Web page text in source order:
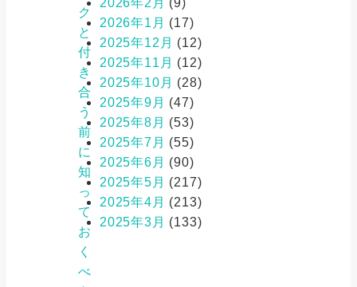
ク
と
付
き
合
う
前
に
知
っ
て
お
く
べ
2026年2月 (9)
2026年1月 (17)
2025年12月 (12)
2025年11月 (12)
2025年10月 (28)
2025年9月 (47)
2025年8月 (53)
2025年7月 (55)
2025年6月 (90)
2025年5月 (217)
2025年4月 (213)
2025年3月 (133)